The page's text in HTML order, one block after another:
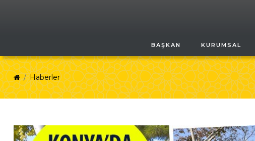
BAŞKAN KURUMSAL
Haberler